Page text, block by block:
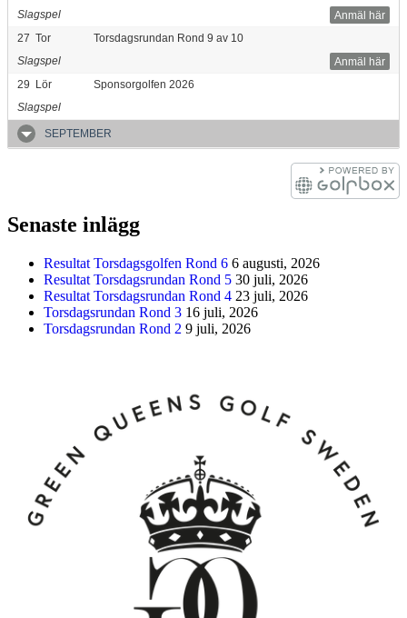
Anmäl här
Slagspel
27 Tor
Torsdagsrundan Rond 9 av 10
Anmäl här
Slagspel
29 Lör
Sponsorgolfen 2026
Slagspel
SEPTEMBER
Senaste inlägg
Resultat Torsdagsgolfen Rond 6 6 augusti, 2026
Resultat Torsdagsrundan Rond 5 30 juli, 2026
Resultat Torsdagsrundan Rond 4 23 juli, 2026
Torsdagsrundan Rond 3 16 juli, 2026
Torsdagsrundan Rond 2 9 juli, 2026